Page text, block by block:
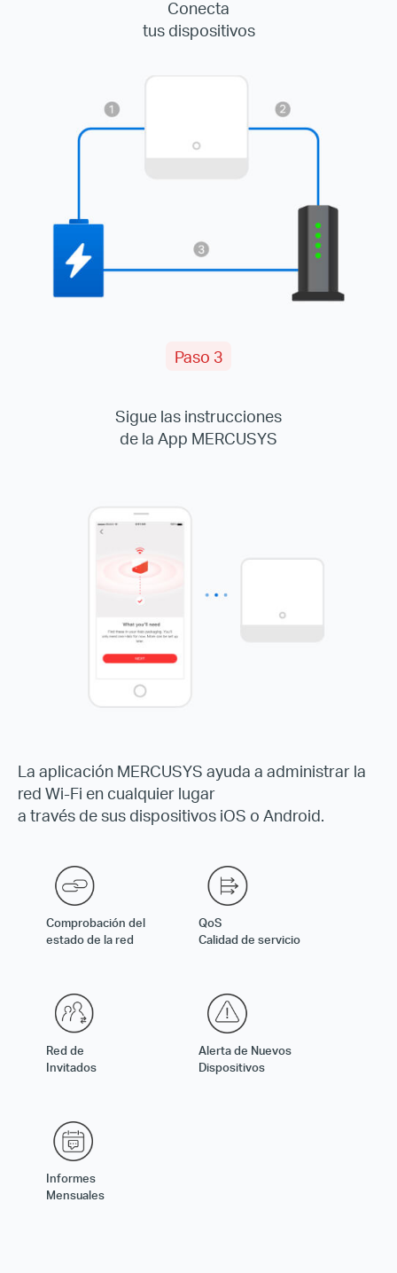
Conecta
tus dispositivos
Paso 3
Sigue las instrucciones
de la App MERCUSYS
La aplicación MERCUSYS ayuda a administrar la
red Wi-Fi en cualquier lugar
a través de sus dispositivos iOS o Android.
Comprobación del
estado de la red
QoS
Calidad de servicio
Red de
Invitados
Alerta de Nuevos
Dispositivos
Informes
Mensuales